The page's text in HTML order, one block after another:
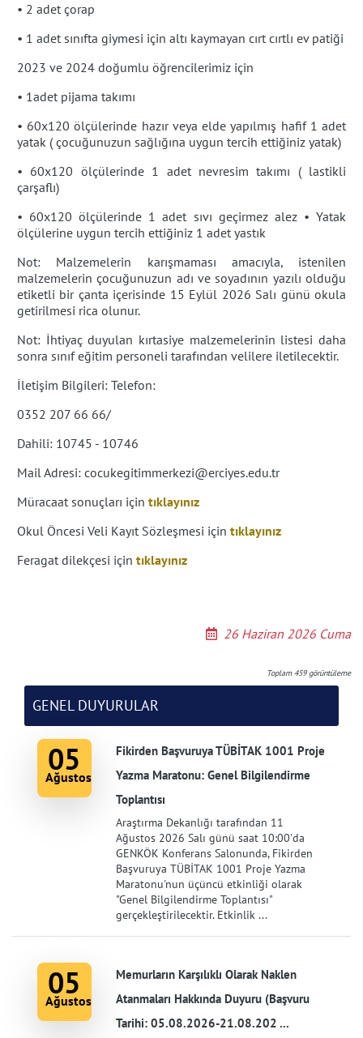
• 2 adet çorap
• 1 adet sınıfta giymesi için altı kaymayan cırt cırtlı ev patiği
2023 ve 2024 doğumlu öğrencilerimiz için
• 1adet pijama takımı
• 60x120 ölçülerinde hazır veya elde yapılmış hafif 1 adet
yatak ( çocuğunuzun sağlığına uygun tercih ettiğiniz yatak)
• 60x120 ölçülerinde 1 adet nevresim takımı ( lastikli
çarşaflı)
• 60x120 ölçülerinde 1 adet sıvı geçirmez alez • Yatak
ölçülerine uygun tercih ettiğiniz 1 adet yastık
Not: Malzemelerin karışmaması amacıyla, istenilen
malzemelerin çocuğunuzun adı ve soyadının yazılı olduğu
etiketli bir çanta içerisinde 15 Eylül 2026 Salı günü okula
getirilmesi rica olunur.
Not: İhtiyaç duyulan kırtasiye malzemelerinin listesi daha
sonra sınıf eğitim personeli tarafından velilere iletilecektir.
İletişim Bilgileri: Telefon:
0352 207 66 66/
Dahili: 10745 - 10746
Mail Adresi: cocukegitimmerkezi@erciyes.edu.tr
Müracaat sonuçları için tıklayınız
Okul Öncesi Veli Kayıt Sözleşmesi için tıklayınız
Feragat dilekçesi için tıklayınız
26 Haziran 2026 Cuma
Toplam 459görüntüleme
GENEL DUYURULAR
05
Ağustos
Fikirden Başvuruya TÜBİTAK 1001 Proje
Yazma Maratonu: Genel Bilgilendirme
Toplantısı
Araştırma Dekanlığı tarafından 11
Ağustos 2026 Salı günü saat 10:00'da
GENKÖK Konferans Salonunda, Fikirden
Başvuruya TÜBİTAK 1001 Proje Yazma
Maratonu'nun üçüncü etkinliği olarak
"Genel Bilgilendirme Toplantısı"
gerçekleştirilecektir. Etkinlik ...
05
Ağustos
Memurların Karşılıklı Olarak Naklen
Atanmaları Hakkında Duyuru (Başvuru
Tarihi: 05.08.2026-21.08.202 ...